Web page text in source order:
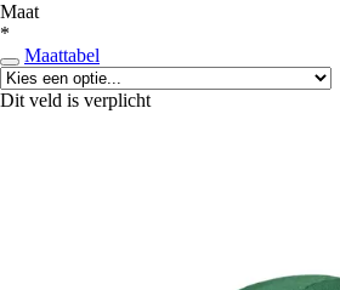
Maat
*
Maattabel
Dit veld is verplicht